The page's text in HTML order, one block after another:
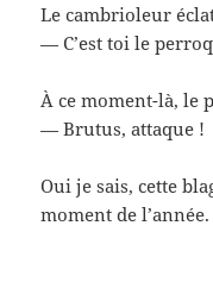
Le cambrioleur
— C’est toi le
À ce moment-là, le
— Brutus, attaque !
Oui je sais, cette
moment de